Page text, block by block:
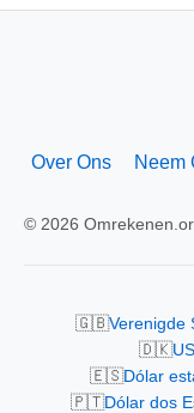
Over Ons Neem
© 2026
🇬🇧Verenigde
🇩🇰
🇪🇸Dólar
🇵🇹Dólar dos